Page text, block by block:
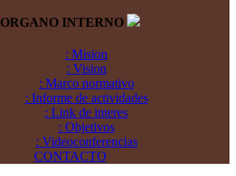
ORGANO INTERNO
: Mision
: Vision
: Marco normativo
: Informe de actividades
: Link de interes
: Objetivos
: Videoconferencias
CONTACTO